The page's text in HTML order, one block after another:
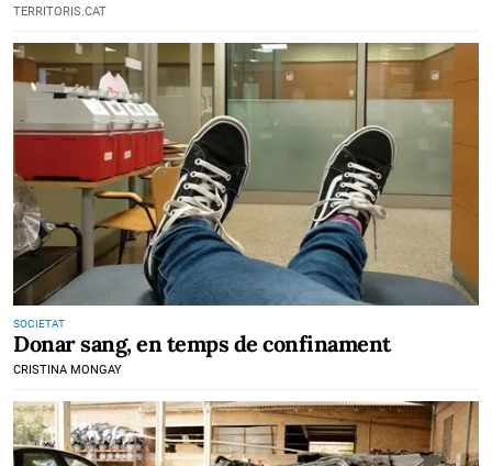
TERRITORIS.CAT
SOCIETAT
Donar sang, en temps de confinament
CRISTINA MONGAY